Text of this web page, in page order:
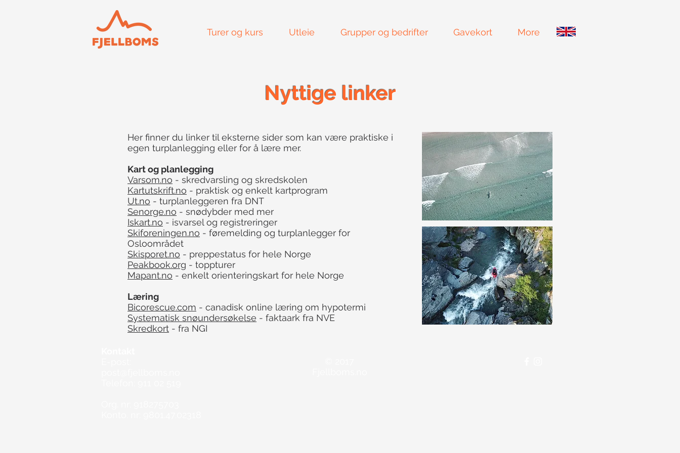
Turer og kurs Utleie Grupper og bedrifter Gavekort More
Nyttige linker
Her finner du linker til eksterne sider som kan være praktiske i
egen turplanlegging eller for å lære mer.
Kart og planlegging
Varsom.no - skredvarsling og skredskolen
Kartutskrift.no - praktisk og enkelt kartprogram
Ut.no - turplanleggeren fra DNT
Senorge.no - snødybder med mer
Iskart.no - isvarsel og registreringer
Skiforeningen.no - føremelding og turplanlegger for
Osloområdet
Skisporet.no - preppestatus for hele Norge
Peakbook.org - toppturer
Mapant.no - enkelt orienteringskart for hele Norge
Læring
Bicorescue.com - canadisk online læring om hypotermi
Systematisk snøundersøkelse - faktaark fra NVE
Skredkort - fra NGI